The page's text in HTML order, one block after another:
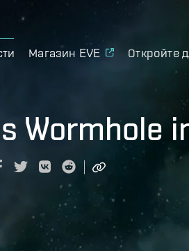
Магазин EVE Откройте
Wormhole